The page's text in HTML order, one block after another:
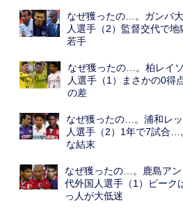
なぜ獲ったの…。ガンバ
人選手（2）監督交代で
若手
なぜ獲ったの…。柏レイ
人選手（1）まさかの0
の差
なぜ獲ったの…。浦和レ
人選手（2）1年で7試合…
な結末
なぜ獲ったの…。鹿島ア
代外国人選手（1）ピー
っ人が大低迷